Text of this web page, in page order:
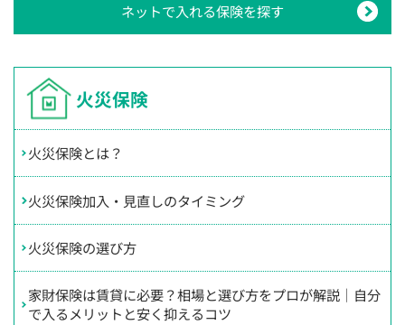
ネットで入れる保険を探す
火災保険
火災保険とは？
火災保険加入・見直しのタイミング
火災保険の選び方
家財保険は賃貸に必要？相場と選び方をプロが解説｜自分
で入るメリットと安く抑えるコツ